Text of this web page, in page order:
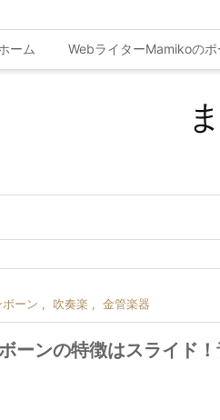
ーム WebライターMamikoの
ボーン , 吹奏楽 , 金管楽器
ーンの特徴はスライド